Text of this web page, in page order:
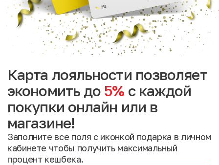
Карта лояльности позволяет
экономить до 5% с каждой
покупки онлайн или в
магазине!
Заполните все поля с иконкой подарка в личном
кабинете чтобы получить максимальный
процент кешбека.